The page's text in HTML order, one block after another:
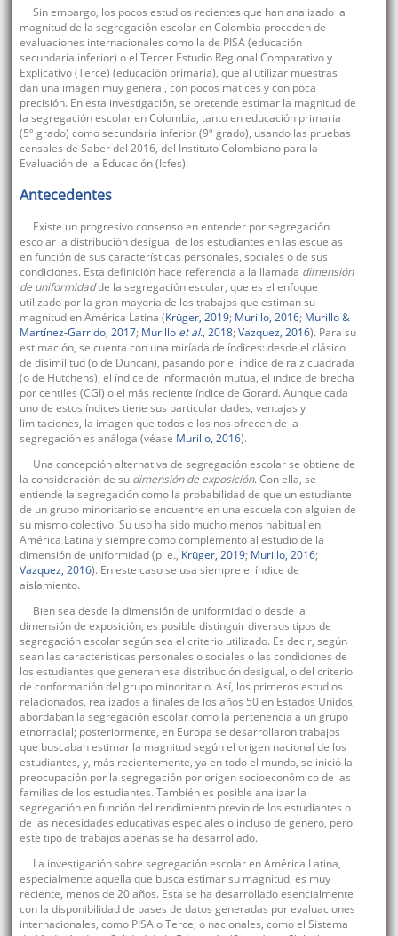
Sin embargo, los pocos estudios recientes que han analizado la
magnitud de la segregación escolar en Colombia proceden de
evaluaciones internacionales como la de PISA (educación
secundaria inferior) o el Tercer Estudio Regional Comparativo y
Explicativo (Terce) (educación primaria), que al utilizar muestras
dan una imagen muy general, con pocos matices y con poca
precisión. En esta investigación, se pretende estimar la magnitud de
la segregación escolar en Colombia, tanto en educación primaria
(5º grado) como secundaria inferior (9º grado), usando las pruebas
censales de Saber del 2016, del Instituto Colombiano para la
Evaluación de la Educación (Icfes).
Antecedentes
Existe un progresivo consenso en entender por segregación
escolar la distribución desigual de los estudiantes en las escuelas
en función de sus características personales, sociales o de sus
condiciones. Esta definición hace referencia a la llamada dimensión
de uniformidadde la segregación escolar, que es el enfoque
utilizado por la gran mayoría de los trabajos que estiman su
magnitud en América Latina (Krüger, 2019; Murillo, 2016; Murillo &
Martínez-Garrido, 2017; Murillo et al., 2018; Vazquez, 2016). Para su
estimación, se cuenta con una miríada de índices: desde el clásico
de disimilitud (o de Duncan), pasando por el índice de raíz cuadrada
(o de Hutchens), el índice de información mutua, el índice de brecha
por centiles (CGI) o el más reciente índice de Gorard. Aunque cada
uno de estos índices tiene sus particularidades, ventajas y
limitaciones, la imagen que todos ellos nos ofrecen de la
segregación es análoga (véase Murillo, 2016).
Una concepción alternativa de segregación escolar se obtiene de
la consideración de su dimensión de exposición. Con ella, se
entiende la segregación como la probabilidad de que un estudiante
de un grupo minoritario se encuentre en una escuela con alguien de
su mismo colectivo. Su uso ha sido mucho menos habitual en
América Latina y siempre como complemento al estudio de la
dimensión de uniformidad (p. e., Krüger, 2019; Murillo, 2016;
Vazquez, 2016). En este caso se usa siempre el índice de
aislamiento.
Bien sea desde la dimensión de uniformidad o desde la
dimensión de exposición, es posible distinguir diversos tipos de
segregación escolar según sea el criterio utilizado. Es decir, según
sean las características personales o sociales o las condiciones de
los estudiantes que generan esa distribución desigual, o del criterio
de conformación del grupo minoritario. Así, los primeros estudios
relacionados, realizados a finales de los años 50 en Estados Unidos,
abordaban la segregación escolar como la pertenencia a un grupo
etnorracial; posteriormente, en Europa se desarrollaron trabajos
que buscaban estimar la magnitud según el origen nacional de los
estudiantes, y, más recientemente, ya en todo el mundo, se inició la
preocupación por la segregación por origen socioeconómico de las
familias de los estudiantes. También es posible analizar la
segregación en función del rendimiento previo de los estudiantes o
de las necesidades educativas especiales o incluso de género, pero
este tipo de trabajos apenas se ha desarrollado.
La investigación sobre segregación escolar en América Latina,
especialmente aquella que busca estimar su magnitud, es muy
reciente, menos de 20 años. Esta se ha desarrollado esencialmente
con la disponibilidad de bases de datos generadas por evaluaciones
internacionales, como PISA o Terce; o nacionales, como el Sistema